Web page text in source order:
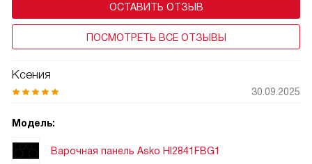
ОСТАВИТЬ ОТЗЫВ
ПОСМОТРЕТЬ ВСЕ ОТЗЫВЫ
Ксения
30.09.2025
Модель:
Варочная панель Asko HI2841FBG1